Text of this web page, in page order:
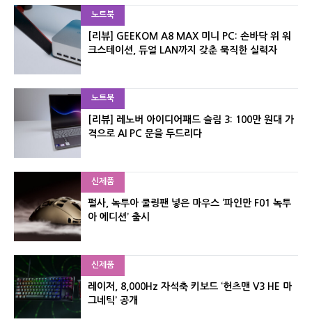
노트북
[리뷰] GEEKOM A8 MAX 미니 PC: 손바닥 위 워
크스테이션, 듀얼 LAN까지 갖춘 묵직한 실력자
노트북
[리뷰] 레노버 아이디어패드 슬림 3: 100만 원대 가
격으로 AI PC 문을 두드리다
신제품
펄사, 녹투아 쿨링팬 넣은 마우스 ‘파인만 F01 녹투
아 에디션’ 출시
신제품
레이저, 8,000Hz 자석축 키보드 ‘헌츠맨 V3 HE 마
그네틱’ 공개